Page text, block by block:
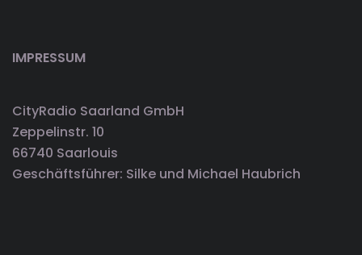
IMPRESSUM
CityRadio Saarland GmbH
Zeppelinstr. 10
66740 Saarlouis
Geschäftsführer: Silke und Michael Haubrich